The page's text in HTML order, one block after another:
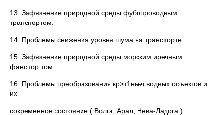
13. Зафязнение природной среды фубопроводным
транспортом.
14. Проблемы снижения уровня шума на транспорте.
15. Зафязнение природной среды морским иречным
фанспор том.
16. Проблемы преобразования кр>т1нььч водных ооъектов и
их
сокременное состояние ( Волга, Арал, Нева-Ладога ).